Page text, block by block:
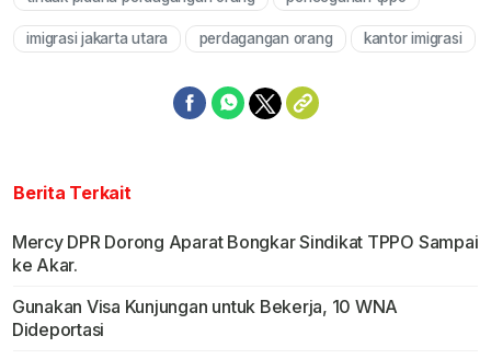
Mute
imigrasi jakarta utara perdagangan orang kantor imigrasi
Berita Terkait
Mercy DPR Dorong Aparat Bongkar Sindikat TPPO Sampai
ke Akar.
Gunakan Visa Kunjungan untuk Bekerja, 10 WNA
Dideportasi